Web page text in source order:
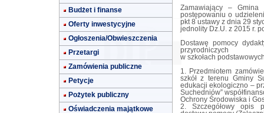
Budżet i finanse
Oferty inwestycyjne
Ogłoszenia/Obwieszczenia
Przetargi
Zamówienia publiczne
Petycje
Pożytek publiczny
Oświadczenia majątkowe
Zamawiający – Gmina
postępowaniu o
pkt 8 ustawy z dnia 29
jednolity Dz.U. z 2015 r.
Dostawę pomocy
przyrodniczych
w szkołach
1. Przedmiotem
szkół z terenu Gminy
edukacji ekologiczno –
Suchedniów”
Ochrony Środowiska i
2. Szczegółowy opis